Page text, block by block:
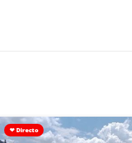
❤ Directo